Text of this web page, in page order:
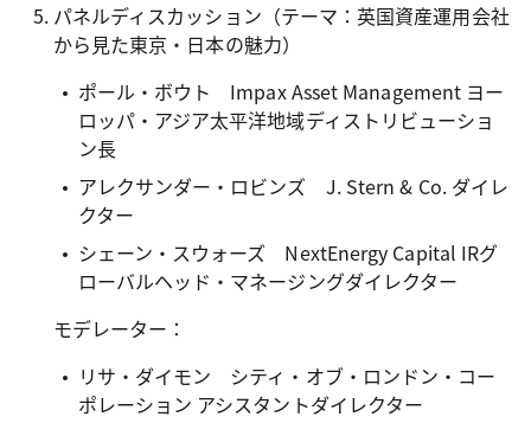
パネルディスカッション（テーマ：英国資産運用会社
から見た東京・日本の魅力）
ポール・ボウト Impax Asset Management ヨー
ロッパ・アジア太平洋地域ディストリビューショ
ン長
アレクサンダー・ロビンズ J. Stern & Co. ダイレ
クター
シェーン・スウォーズ NextEnergy Capital IRグ
ローバルヘッド・マネージングダイレクター
モデレーター：
リサ・ダイモン シティ・オブ・ロンドン・コー
ポレーション アシスタントダイレクター